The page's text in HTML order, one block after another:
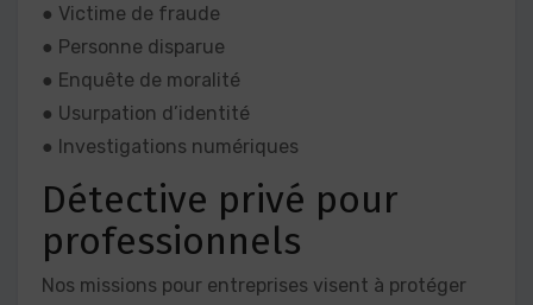
● Victime de fraude
● Personne disparue
● Enquête de moralité
● Usurpation d’identité
● Investigations numériques
Détective privé pour
professionnels
Nos missions pour entreprises visent à protéger